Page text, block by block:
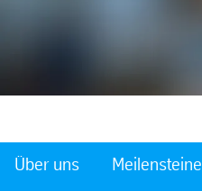
Über uns Meilensteine